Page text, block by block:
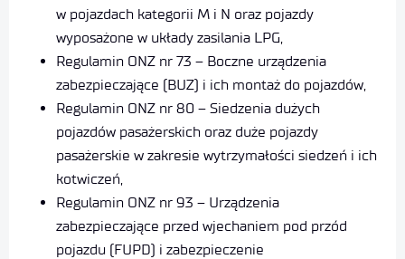
w pojazdach kategorii M i N oraz pojazdy
wyposażone w układy zasilania LPG,
Regulamin ONZ nr 73 – Boczne urządzenia
zabezpieczające (BUZ) i ich montaż do pojazdów,
Regulamin ONZ nr 80 – Siedzenia dużych
pojazdów pasażerskich oraz duże pojazdy
pasażerskie w zakresie wytrzymałości siedzeń i ich
kotwiczeń,
Regulamin ONZ nr 93 – Urządzenia
zabezpieczające przed wjechaniem pod przód
pojazdu (FUPD) i zabezpieczenie